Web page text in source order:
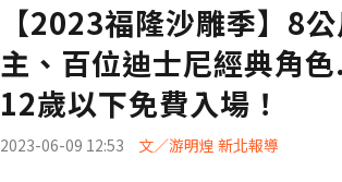
【2023福隆沙雕季】8
主、百位迪士尼經典角
12歲以下免費入場！
2023-06-09 12:53 文／游明煌 新北報導